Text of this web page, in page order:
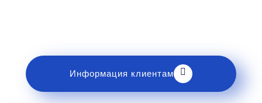
Информация клиентам